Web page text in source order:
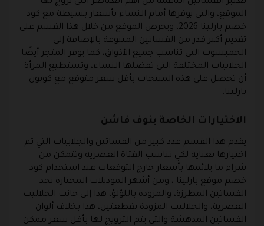
تعتبر الفساتين الناعمة من أهم العناصر التي يروج لها
الموقع، والتي يوفرها أمام النساء بأسعار بسيطة مع كود
خصم بارلينا 2026، ويحرص الموقع من خلال هذا القسم على
تقديم أكبر قدر من الفساتين المتنوعة بالإضافة إلى
الجمبسوت التي تناسب جميع الأذواق، كما يوفر المتجر أيضًا
الجلابيات المختلفة التي تفضلها النساء، وتستطيع المرأة
أن تحصل على هذه المنتجات بأقل سعر متوقع مع كوبون
بارلينا.
الاختيارات الخاصة بنوف فاشن
يقدم هذا القسم عدد كبير من الفساتين والجلابيات التي تم
اختيارها بعناية لكي تناسب الفتاة العصرية وتتمكن من
شراء ما يلائمها بأسعار خارج التوقعات عند استخدام كود
خصم موقع بارلينا ، ومن أشهر الموديلات المختارة نجد
الفساتين المطرزة، والمزودة باللؤلؤ، هذا إلى جانب الجلاليب
العصرية، والجلاليب المزودة بقطعتين، هذا بخلاف ألوان
الفساتين المدهشة والتي يتم الترويج لها بأقل سعر ممكن